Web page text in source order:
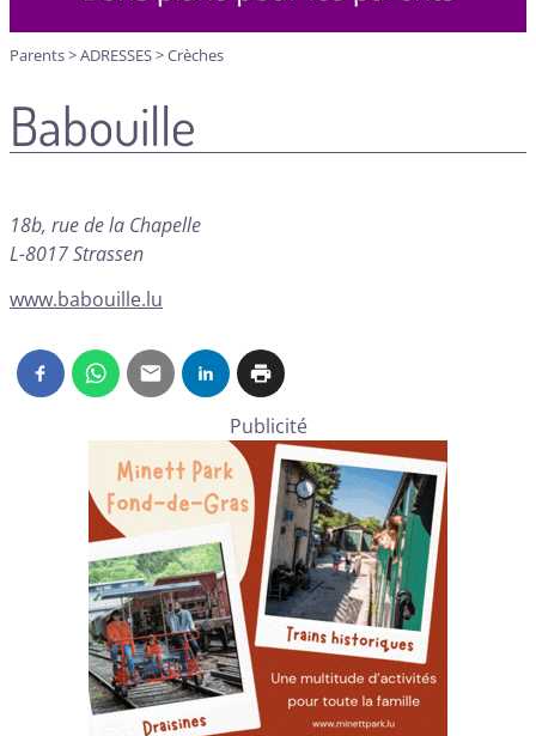
Parents>ADRESSES>Crèches
Babouille
18b, rue de la Chapelle
L-8017 Strassen
www.babouille.lu
Publicité